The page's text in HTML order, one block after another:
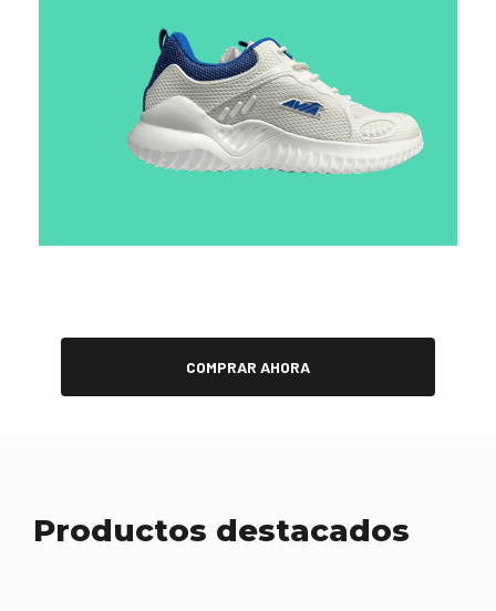
COMPRAR AHORA
Productos destacados